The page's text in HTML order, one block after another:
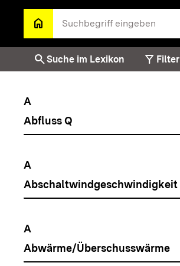
Zum Hauptinhalt springen
homeZur Startseite
searchSuche im Lexikon filter_alt Filter
A
Abfluss Q
A
Abschaltwindgeschwindigkeit
A
Abwärme/Überschusswärme